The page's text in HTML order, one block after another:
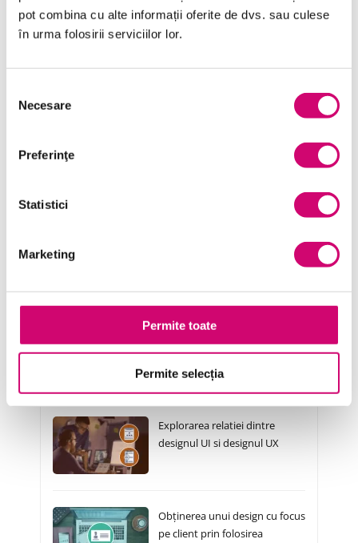
pot combina cu alte informații oferite de dvs. sau culese
în urma folosirii serviciilor lor.
consimțământului
Necesare
Preferinţe
Statistici
Marketing
Permite toate
Permite selecția
Limba Engleză
Project Management
Serviciul clienți
Cursuri Similare
Explorarea relatiei dintre
designul UI si designul UX
Obținerea unui design cu focus
pe client prin folosirea